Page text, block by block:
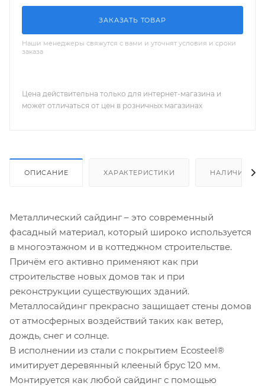
ЗАКАЗАТЬ ТОВАР
Наши менеджеры свяжутся с вами и уточнят условия и сроки
заказа
Цена действительна только для интернет-магазина и
может отличаться от цен в розничных магазинах
ОПИСАНИЕ ХАРАКТЕРИСТИКИ НАЛИЧИЕ
Металлический сайдинг – это современный
фасадный материал, который широко используется
в многоэтажном и в коттеджном строительстве.
Причём его активно применяют как при
строительстве новых домов так и при
реконструкции существующих зданий.
Металлосайдинг прекрасно защищает стены домов
от атмосферных воздействий таких как ветер,
дождь, снег и солнце.
В исполнении из стали с покрытием Ecosteel®
имитирует деревянный клееный брус 120 мм.
Монтируется как любой сайдинг с помощью